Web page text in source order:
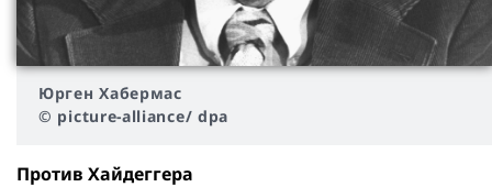
Юрген Хабермас
© picture-alliance/ dpa
Против Хайдеггера